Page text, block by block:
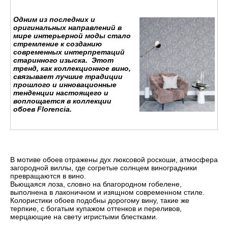
Одним из последних и
оригинальных направлений в
мире интерьерной моды стало
стремление к созданию
современных интерпретаций
старинного изыска. Этот
тренд, как коллекционное вино,
связывает лучшие традиции
прошлого и инновационные
тенденции настоящего и
воплощается в коллекции
обоев Florencia.
В мотиве обоев отражены дух люксовой роскоши, атмосфера
загородной виллы, где согретые солнцем виноградники
превращаются в вино.
Вьющаяся лоза, словно на благородном гобелене,
выполнена в лаконичном и изящном современном стиле.
Колористики обоев подобны дорогому вину, такие же
терпкие, с богатым купажом оттенков и переливов,
мерцающие на свету игристыми блестками.